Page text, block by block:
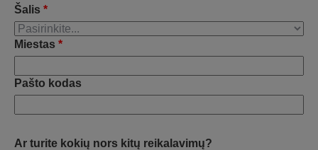
Šalis *
Miestas *
Pašto kodas
Ar turite kokių nors kitų reikalavimų?